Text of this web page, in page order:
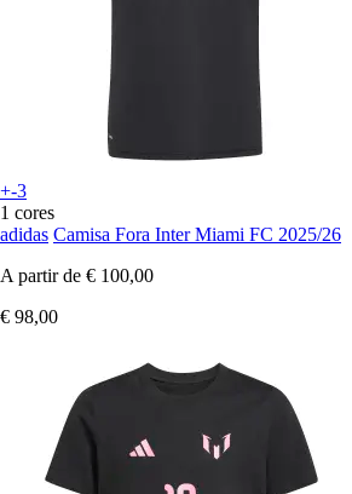
+-3
1 cores
adidas Camisa Fora Inter Miami FC 2025/26
A partir de € 100,00
€ 98,00